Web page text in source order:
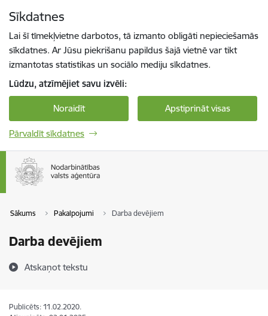
Sīkdatnes
Lai šī tīmekļvietne darbotos, tā izmanto obligāti nepieciešamās
sīkdatnes. Ar Jūsu piekrišanu papildus šajā vietnē var tikt
izmantotas statistikas un sociālo mediju sīkdatnes.
Lūdzu, atzīmējiet savu izvēli:
Noraidīt Apstiprināt visas
Pārvaldīt sīkdatnes
Sākums Pakalpojumi Darba devējiem
Darba devējiem
Atskaņot tekstu
Publicēts: 11.02.2020.